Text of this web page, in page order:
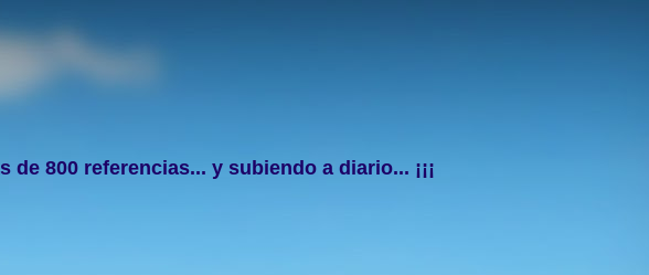
de 800 referencias... y subiendo a diario... ¡¡¡